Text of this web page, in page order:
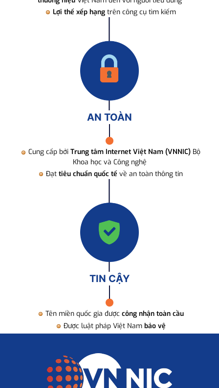
Lợi thế xếp hạng trên công cụ tìm kiếm
AN TOÀN
Cung cấp bởi Trung tâm Internet Việt Nam (VNNIC) Bộ
Khoa học và Công nghệ
Đạt tiêu chuẩn quốc tế về an toàn thông tin
TIN CẬY
Tên miền quốc gia được công nhận toàn cầu
Được luật pháp Việt Nam bảo vệ